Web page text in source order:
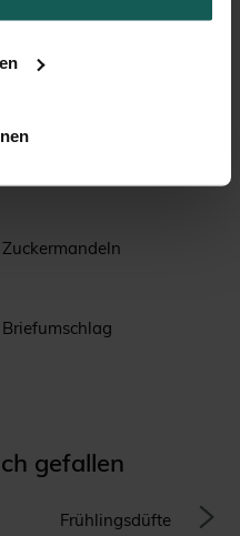
Zuckermandeln
Briefumschlag
gefallen
Frühlingsdüfte